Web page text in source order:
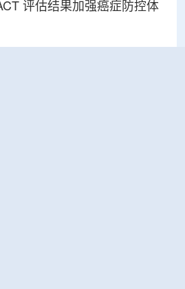
评估结果加强癌症防控体